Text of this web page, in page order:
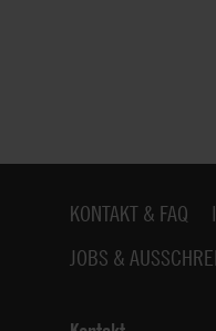
Fußbereich
KONTAKT & FAQ
JOBS &